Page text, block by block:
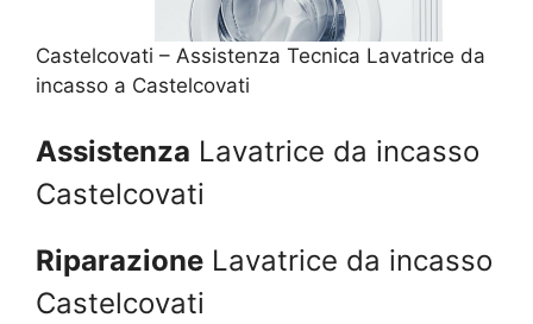
Castelcovati – Assistenza Tecnica Lavatrice da
incasso a Castelcovati
Assistenza Lavatrice da incasso
Castelcovati
Riparazione Lavatrice da incasso
Castelcovati